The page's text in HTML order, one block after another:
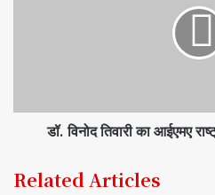
डॉ. विनोद तिवारी का आईएमए
Related Articles